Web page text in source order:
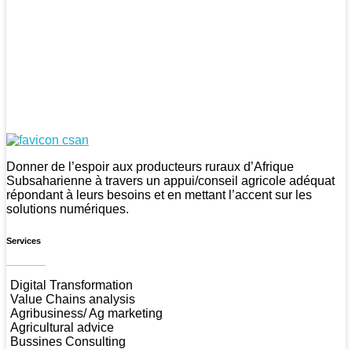
Donner de l’espoir aux producteurs ruraux d’Afrique
Subsaharienne à travers un appui/conseil agricole adéquat
répondant à leurs besoins et en mettant l’accent sur les
solutions numériques.
Services
Digital Transformation
Value Chains analysis
Agribusiness/ Ag marketing
Agricultural advice
Bussines Consulting